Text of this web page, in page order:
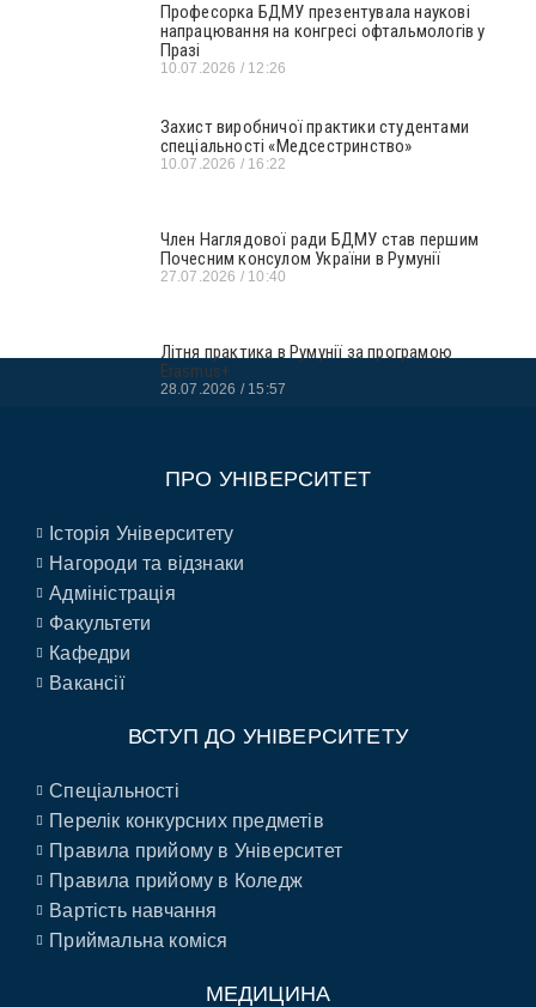
Професорка БДМУ презентувала наукові
напрацювання на конгресі офтальмологів у
Празі
10.07.2026 12:26
Захист виробничої практики студентами
спеціальності «Медсестринство»
10.07.2026 16:22
Член Наглядової ради БДМУ став першим
Почесним консулом України в Румунії
27.07.2026 10:40
Літня практика в Румунії за програмою
Erasmus+
28.07.2026 15:57
ПРО УНІВЕРСИТЕТ
Історія Університету
Нагороди та відзнаки
Адміністрація
Факультети
Кафедри
Вакансії
ВСТУП ДО УНІВЕРСИТЕТУ
Спеціальності
Перелік конкурсних предметів
Правила прийому в Університет
Правила прийому в Коледж
Вартість навчання
Приймальна коміся
МЕДИЦИНА